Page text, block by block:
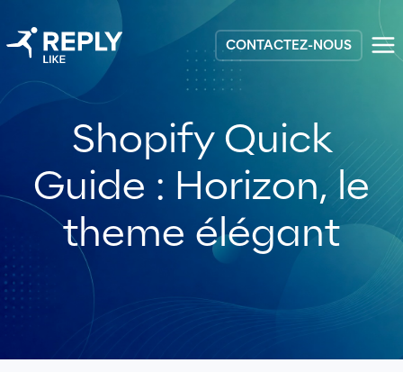
CONTACTEZ-NOUS
Shopify Quick
Guide : Horizon, le
theme élégant